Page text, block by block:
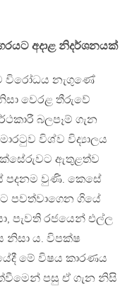
අදාළ නිදර්ශනයක්
විරෝධය නැගුණේ
වෙරළ තීරුවේ
බලපෑම් ගැන
විශ්ව විද්‍යාලය
ඇතුළත්ව
පදනම වුණි. කෙසේ
පවත්වාගෙන ගියේ
පැවති රජයෙන් එල්ල
නිසා ය. විපක්ෂ
මේ විෂය කාරණය
පසු ඒ ගැන නිසි